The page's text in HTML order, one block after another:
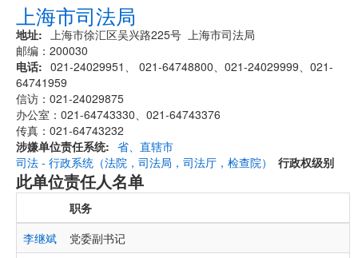
上海市司法局
地址
上海市徐汇区吴兴路225号 上海市司法局
邮编：200030
电话
021-24029951、 021-64748800、021-24029999、021-
64741959
信访：021-24029875
办公室：021-64743330、021-64743376
传真：021-64743232
涉嫌单位责任系统
司法 - 行政系统（法院，司法局，司法厅，检查院）
行政权级别
省、直辖市
此单位责任人名单
职务
李继斌
党委副书记